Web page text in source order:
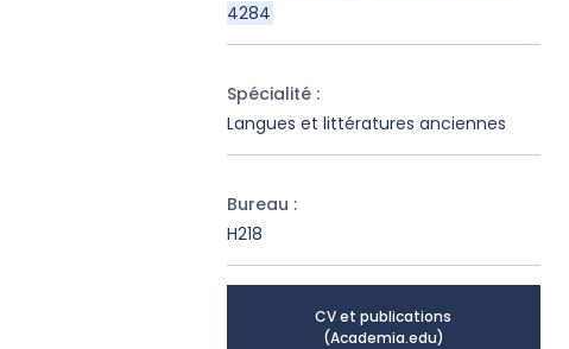
4284
Spécialité:
Langues et littératures anciennes
Bureau :
H218
CV et publications
(Academia.edu)